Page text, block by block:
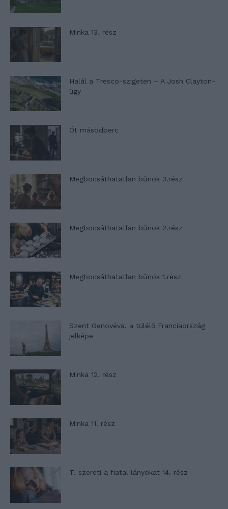
Minka 13. rész
Halál a Tresco-szigeten – A Josh Clayton-
ügy
Öt másodperc
Megbocsáthatatlan bűnök 3.rész
Megbocsáthatatlan bűnök 2.rész
Megbocsáthatatlan bűnök 1.rész
Szent Genovéva, a túlélő Franciaország
jelképe
Minka 12. rész
Minka 11. rész
T. szereti a fiatal lányokat 14. rész